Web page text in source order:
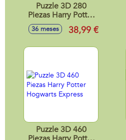
Puzzle 3D 280
Piezas Harry Potter
El Autobús
Noctámbulo
36 meses 38,99 €
Puzzle 3D 460